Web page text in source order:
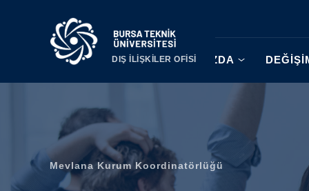
DIŞ İLİŞKİLER OFİSİ
| HAKKIMIZDA
Mevlana Kurum Koordinatörlüğü